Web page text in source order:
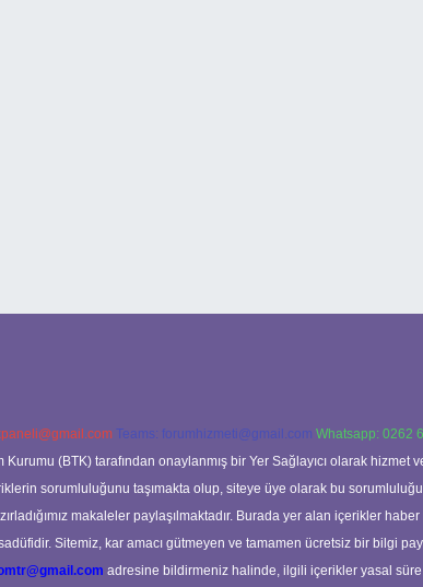
Teams: forumhizmeti@gmail.com Whatsapp: 0262
(BTK) tarafından onaylanmış bir Yer Sağlayıcı olarak
sorumluluğunu taşımakta olup, siteye üye olarak bu
makaleler paylaşılmaktadır. Burada yer alan içerikler
Sitemiz, kar amacı gütmeyen ve tamamen ücretsiz bir bilgi
adresine bildirmeniz halinde, ilgili içerikler yasal süre